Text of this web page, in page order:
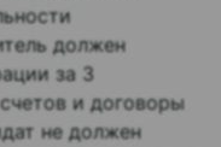
должен
за 3
и договоры
не должен